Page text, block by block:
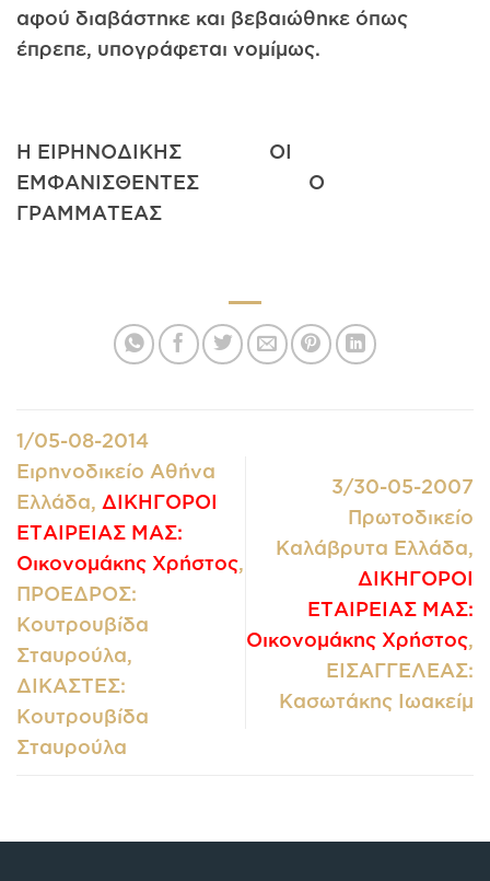
αφού διαβάστηκε και βεβαιώθηκε όπως
έπρεπε, υπογράφεται νομίμως.
Η ΕΙΡΗΝΟΔΙΚΗΣ ΟΙ
ΕΜΦΑΝΙΣΘΕΝΤΕΣ Ο
ΓΡΑΜΜΑΤΕΑΣ
1/05-08-2014
Ειρηνοδικείο Αθήνα
Ελλάδα, ΔΙΚΗΓΟΡΟΙ
ΕΤΑΙΡΕΙΑΣ ΜΑΣ:
Οικονομάκης Χρήστος
ΠΡΟΕΔΡΟΣ:
Κουτρουβίδα
Σταυρούλα,
ΔΙΚΑΣΤΕΣ:
Κουτρουβίδα
Σταυρούλα
3/30-05-2007
Πρωτοδικείο
Καλάβρυτα Ελλάδα,
ΔΙΚΗΓΟΡΟΙ
ΕΤΑΙΡΕΙΑΣ ΜΑΣ:
Οικονομάκης Χρήστος
ΕΙΣΑΓΓΕΛΕΑΣ:
Κασωτάκης Ιωακείμ